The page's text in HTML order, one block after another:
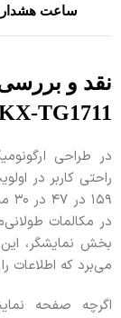
ساعت هشدار
نقد و
TG1711
راحتی کاربر در
در مکالمات
می‌برد که اطلاعات
اگرچه صفحه